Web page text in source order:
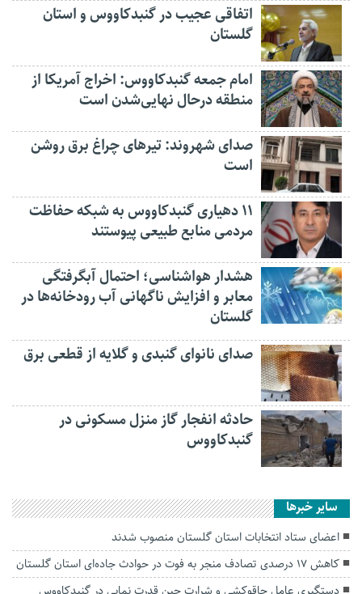
اتفاقی عجیب در‌ گنبدکاووس و استان
گلستان
امام جمعه گنبدکاووس: اخراج آمریکا از
منطقه درحال نهایی‌شدن است
صدای شهروند: تیرهای چراغ برق روشن
است
۱۱ دهیاری گنبدکاووس به شبکه حفاظت
مردمی منابع طبیعی پیوستند
هشدار هواشناسی؛ احتمال آبگرفتگی
معابر و افزایش ناگهانی آب رودخانه‌ها در
گلستان
صدای نانوای گنبدی و گلایه از قطعی برق
حادثه انفجار گاز منزل مسکونی در
گنبدکاووس
سایر خبرها
اعضای ستاد انتخابات استان گلستان منصوب شدند
کاهش ۱۷ درصدی تصادف منجر به فوت در حوادث جاده‌ای استان گلستان